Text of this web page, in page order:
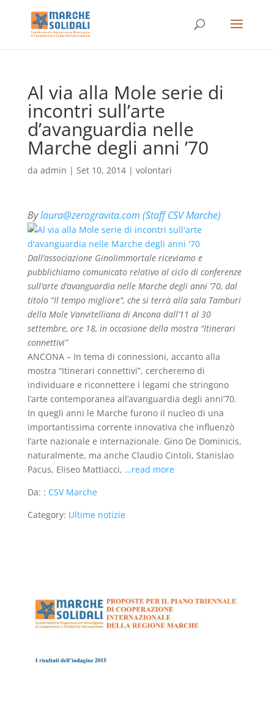
Al via alla Mole serie di
incontri sull’arte
d’avanguardia nelle
Marche degli anni ’70
da admin | Set 10, 2014| volontari
Bylaura@zerogravita.com (Staff CSV Marche)
Dall’associazione Ginolimmortale riceviamo e
pubblichiamo comunicato relativo al ciclo di conferenze
sull’arte d’avanguardia nelle Marche degli anni ’70, dal
titolo “Il tempo migliore”, che si terrà alla sala Tamburi
della Mole Vanvitelliana di Ancona dall’11 al 30
settembre, ore 18, in occasione della mostra “Itinerari
connettivi”
ANCONA – In tema di connessioni, accanto alla
mostra “Itinerari connettivi”, cercheremo di
individuare e riconnettere i legami che stringono
l’arte contemporanea all’avanguardia degli anni’70.
In quegli anni le Marche furono il nucleo di una
importantissima corrente innovativa che influenzò
l’arte nazionale e internazionale. Gino De Dominicis,
naturalmente, ma anche Claudio Cintoli, Stanislao
Pacus, Eliseo Mattiacci, …read more
Da: : CSV Marche
Category: Ultime notizie